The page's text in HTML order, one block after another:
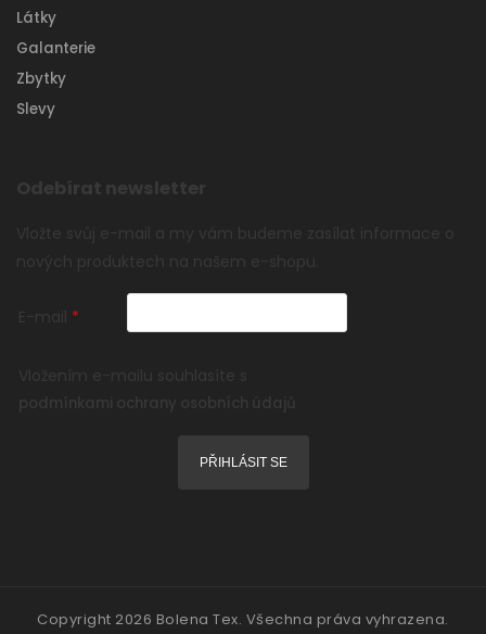
Látky
Galanterie
Zbytky
Slevy
Odebírat newsletter
Vložte svůj e-mail a my vám budeme zasílat informace o
nových produktech na našem e-shopu.
E-mail
Vložením e-mailu souhlasíte s
podmínkami ochrany osobních údajů
PŘIHLÁSIT SE
Copyright 2026 Bolena Tex. Všechna práva vyhrazena.